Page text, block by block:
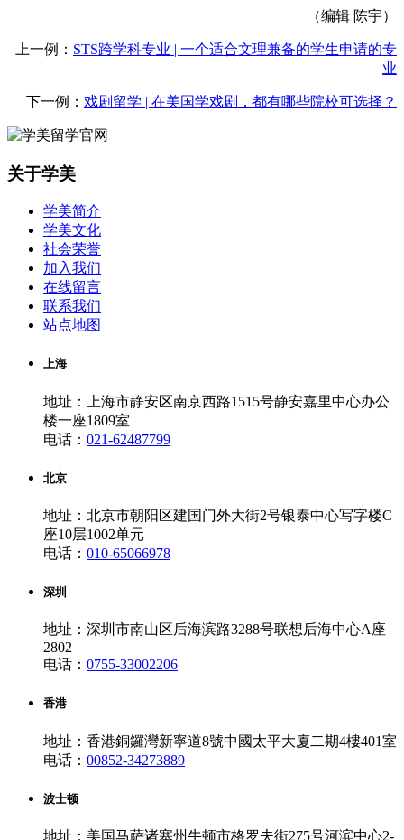
（编辑 陈宇）
上一例： STS跨学科专业 | 一个适合文理兼备的学生申请的专
业
下一例： 戏剧留学 | 在美国学戏剧，都有哪些院校可选择？
关于学美
学美简介
学美文化
社会荣誉
加入我们
在线留言
联系我们
站点地图
上海
地址：上海市静安区南京西路1515号静安嘉里中心办公
楼一座1809室
电话： 021-62487799
北京
地址：北京市朝阳区建国门外大街2号银泰中心写字楼C
座10层1002单元
电话： 010-65066978
深圳
地址：深圳市南山区后海滨路3288号联想后海中心A座
2802
电话： 0755-33002206
香港
地址：香港銅鑼灣新寧道8號中國太平大廈二期4樓401室
电话： 00852-34273889
波士顿
地址：美国马萨诸塞州牛顿市格罗夫街275号河滨中心2-